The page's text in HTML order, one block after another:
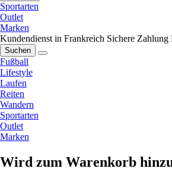
Sportarten
Outlet
Marken
Kundendienst in Frankreich Sichere Zahlung
Suchen
Fußball
Lifestyle
Laufen
Reiten
Wandern
Sportarten
Outlet
Marken
Wird zum Warenkorb